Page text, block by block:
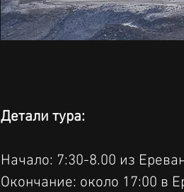
Детали тура:
Начало: 7:30-8.00 из
Окончание: около 17:00 в